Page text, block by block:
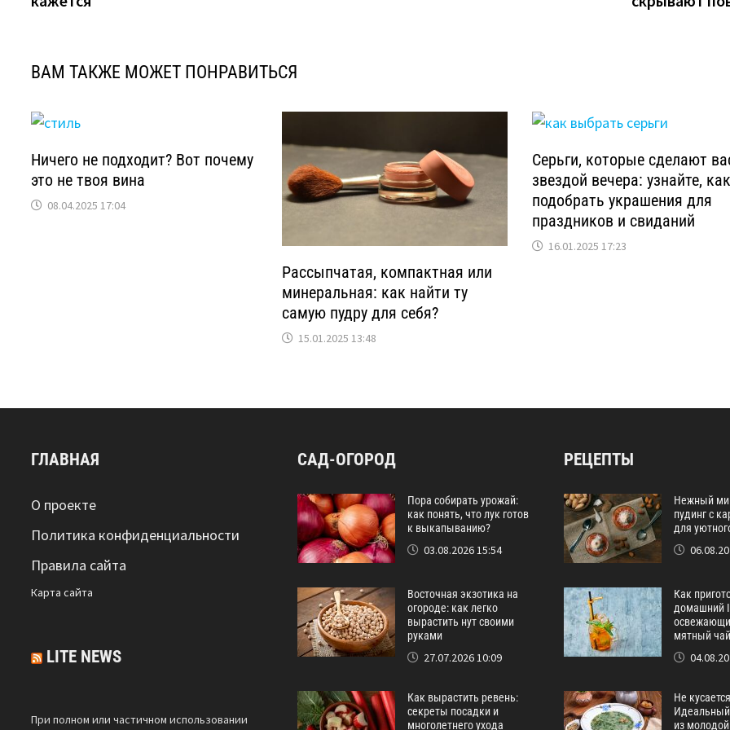
ВАМ ТАКЖЕ МОЖЕТ ПОНРАВИТЬСЯ
Ничего не подходит? Вот почему
это не твоя вина
08.04.2025 17:04
Рассыпчатая, компактная или
минеральная: как найти ту
самую пудру для себя?
15.01.2025 13:48
Серьги, которые сделают
звездой вечера: узнайте, как
подобрать украшения для
праздников и свиданий
16.01.2025 17:23
ГЛАВНАЯ
О проекте
Политика конфиденциальности
Правила сайта
Карта сайта
LITE NEWS
При полном или частичном использовании
САД-ОГОРОД
Пора собирать урожай:
как понять, что лук готов
к выкапыванию?
03.08.2026 15:54
Восточная экзотика на
огороде: как легко
вырастить нут своими
руками
27.07.2026 10:09
Как вырастить ревень:
секреты посадки и
многолетнего ухода
РЕЦЕПТЫ
Нежный
пудинг с
для
Как
домашний
мятный чай
Не
Идеальный
из